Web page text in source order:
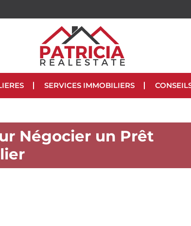
SERVICES IMMOBILIERS
Négocier un Prêt